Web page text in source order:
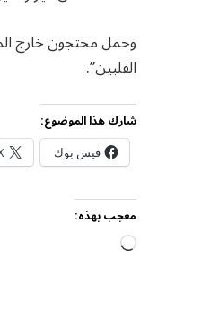
وحمل محتجون خارج
الفلبين”.
شارك هذا الموضوع:
فيس بوك
معجب بهذه:
جاري